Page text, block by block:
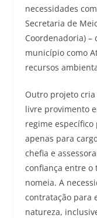
necessidades
Secretaria de
Coordenadoria)
município como
recursos
Outro projeto cria
livre provimento
regime
apenas para
chefia e
confiança entre
nomeia. A
contratação para
natureza,